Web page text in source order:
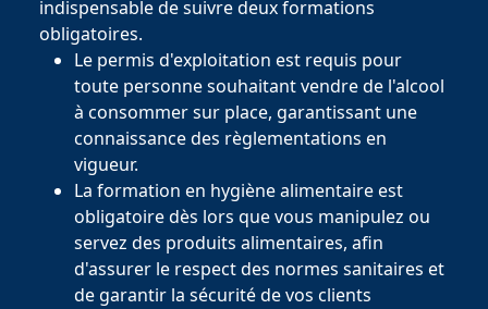
indispensable de suivre deux formations
obligatoires.
Le permis d'exploitation est requis pour
toute personne souhaitant vendre de l'alcool
à consommer sur place, garantissant une
connaissance des règlementations en
vigueur.
La formation en hygiène alimentaire est
obligatoire dès lors que vous manipulez ou
servez des produits alimentaires, afin
d'assurer le respect des normes sanitaires et
de garantir la sécurité de vos clients